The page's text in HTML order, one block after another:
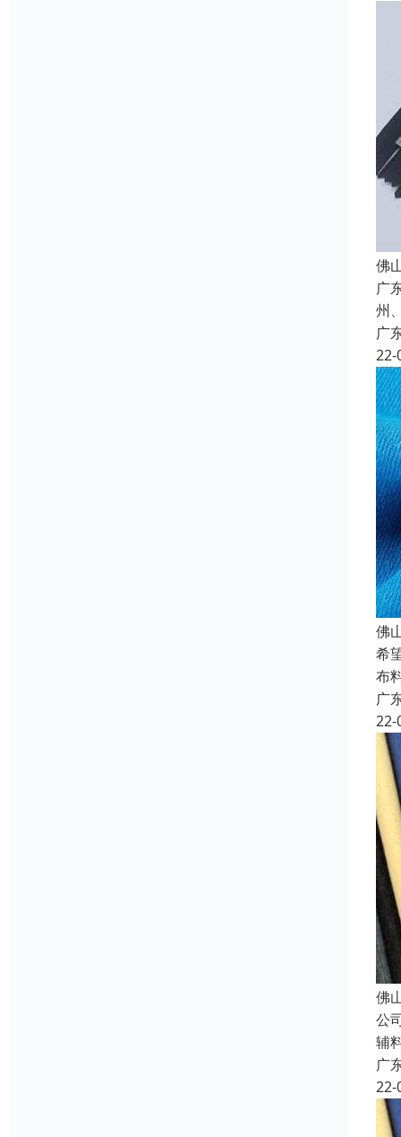
佛
广
州
广
22-
佛
希
布
广
22-
佛
公
辅
广
22-